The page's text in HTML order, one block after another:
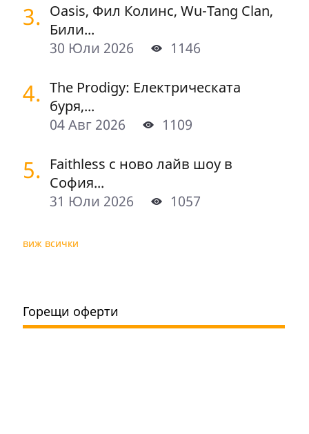
3. Oasis, Фил Колинс, Wu-Tang Clan,
Били...
30 Юли 2026
1146
4. The Prodigy: Електрическата
буря,...
04 Авг 2026
1109
5. Faithless с ново лайв шоу в
София...
31 Юли 2026
1057
виж всички
Горещи оферти